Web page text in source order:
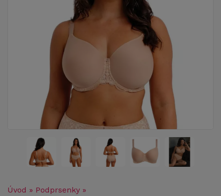
Úvod » Podprsenky »